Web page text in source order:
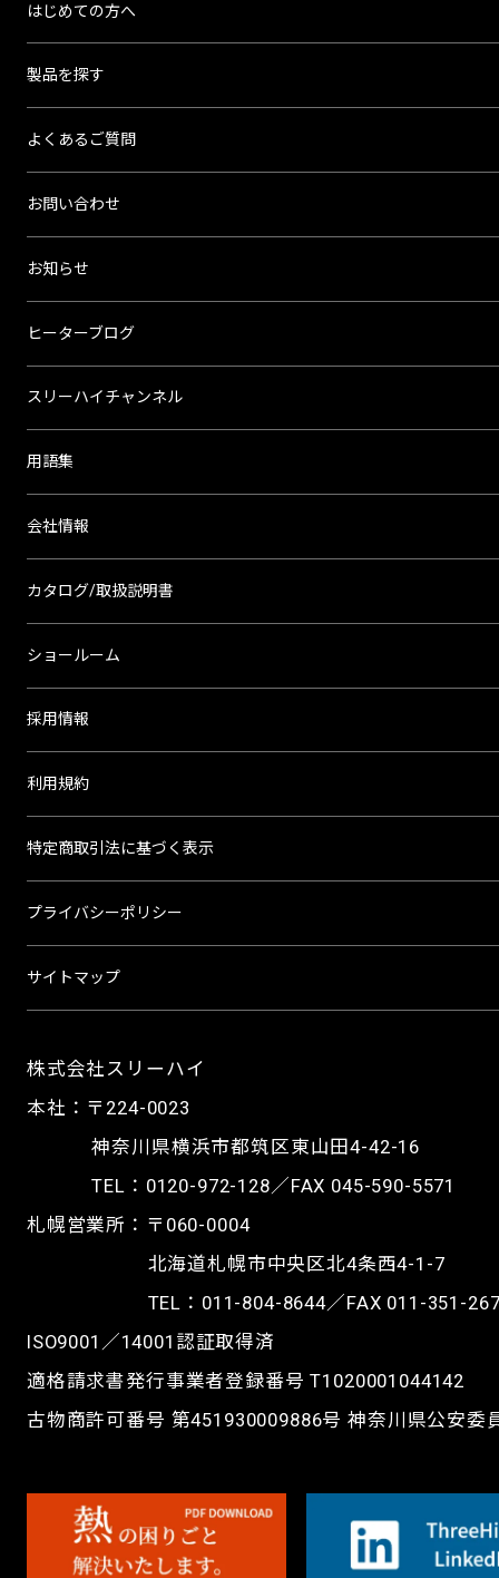
ハ
イ
株式会社スリーハイ
本社：〒224-0023
神奈川県横浜市都筑区東山田4-42-16
TEL： 0120-972-128／FAX 045-590-5571
札幌営業所：〒060-0004
北海道札幌市中央区北4条西4-1-7
TEL： 011-804-8644／FAX 011-351-
ISO9001／14001認証取得済
適格請求書発行事業者登録番号 T1020001044142
古物商許可番号 第451930009886号 神奈川県公安委
はじめての方へ
製品を探す
よくあるご質問
お問い合わせ
お知らせ
ヒーターブログ
スリーハイチャンネル
用語集
会社情報
カタログ/取扱説明書
ショールーム
採用情報
利用規約
特定商取引法に基づく表示
プライバシーポリシー
サイトマップ